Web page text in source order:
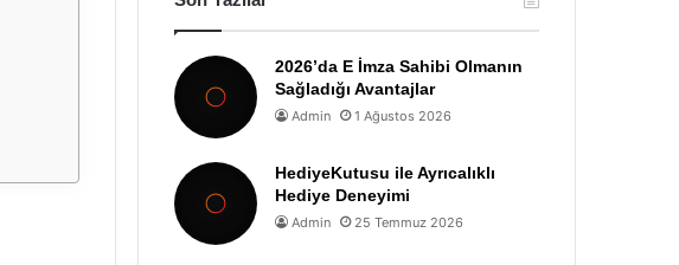
2026’da E İmza Sahibi Olmanın
Sağladığı Avantajlar
Admin 1 Ağustos 2026
HediyeKutusu ile Ayrıcalıklı
Hediye Deneyimi
Admin 25 Temmuz 2026